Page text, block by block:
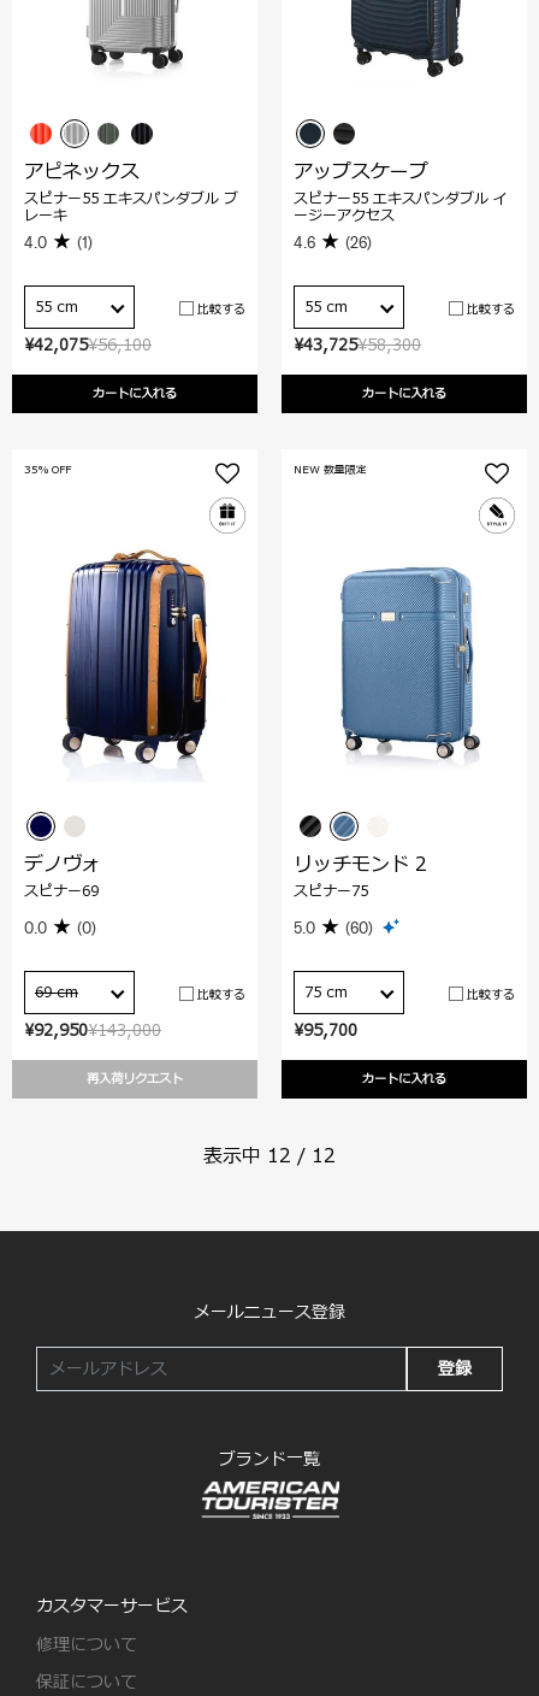
¥56,100
¥42,075
カートに入れる
アピネックス
スピナー55 エキスパンダブル ブ
レーキ
4.0 (1)
55 cm 比較する
¥58,300
¥43,725
カートに入れる
アップスケープ
スピナー55 エキスパンダブル イ
ージーアクセス
4.6 (26)
55 cm 比較する
¥143,000
¥92,950
再入荷リクエスト
35% OFF
デノヴォ
スピナー69
0.0 (0)
69 cm 比較する
¥95,700
カートに入れる
NEW 数量限定
リッチモンド 2
スピナー75
5.0 (60)
75 cm 比較する
表示中 12 / 12
メールニュース登録
登録
ブランド一覧
カスタマーサービス
修理について
保証について